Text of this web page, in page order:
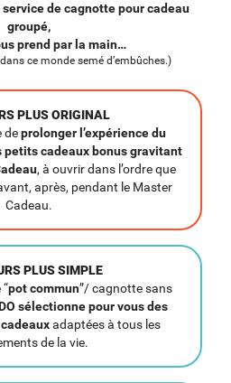
de cagnotte pour cadeau
groupé,
prend par la main…
ce monde semé d’embûches.)
PLUS ORIGINAL
deprolonger l’expérience du
petits cadeaux bonus gravitant
, à ouvrir dans l’ordre que
après, pendant le Master
Cadeau.
PLUS SIMPLE
pot commun”/ cagnotte sans
sélectionne pour vous des
adaptées à tous les
de la vie.